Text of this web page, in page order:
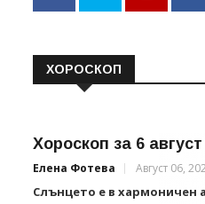
ХОРОСКОП
Хороскоп за 6 август
Елена Фотева Август 06,
Слънцето е в хармоничен